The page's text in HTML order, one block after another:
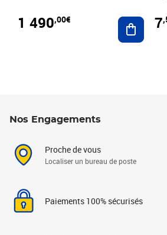
1 490,00€ Ajouter
7
Nos Engagements
Proche de vous
Localiser un bureau de poste
Paiements 100% sécurisés